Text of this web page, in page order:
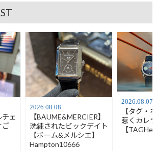
チェ
ご
2026.08.08
【BAUME&MERCIER】
洗練されたビックデイト
【ボーム&メルシエ】
Hampton10666
2026.08.07
【タグ・
惹くカレラ
【